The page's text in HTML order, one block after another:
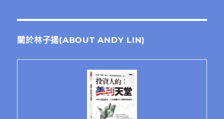
關於林子揚(ABOUT ANDY LIN)